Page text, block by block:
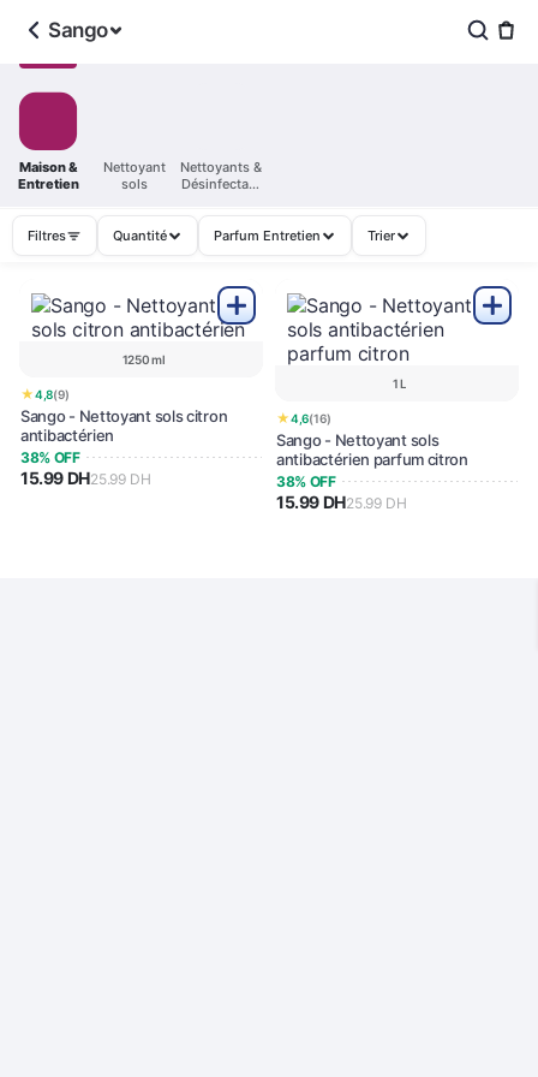
Sango
Maison &
Entretien
Nettoyant
sols
Nettoyants &
Désinfectant
Filtres Quantité Parfum Entretien Trier
1250 ml
★4,8(9)
Sango - Nettoyant sols citron
antibactérien
38% OFF
15.99 DH25.99 DH
1 L
★4,6(16)
Sango - Nettoyant sols
antibactérien parfum citron
38% OFF
15.99 DH25.99 DH